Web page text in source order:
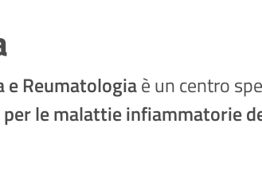
e Reumatologiaè un centro
le malattie infiammatorie